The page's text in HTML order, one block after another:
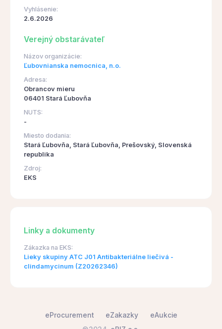
Vyhlásenie:
2.6.2026
Verejný obstarávateľ
Názov organizácie:
Ľubovnianska nemocnica, n.o.
Adresa:
Obrancov mieru
06401 Stará Ľubovňa
NUTS:
-
Miesto dodania:
Stará Ľubovňa, Stará Ľubovňa, Prešovský, Slovenská
republika
Zdroj:
EKS
Linky a dokumenty
Zákazka na EKS:
Lieky skupiny ATC J01 Antibakteriálne liečivá -
clindamycinum (Z20262346)
eProcurement eZakazky eAukcie